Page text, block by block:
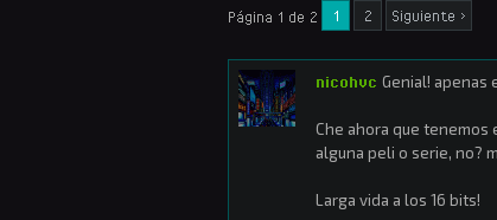
Página 1 de 2 1 2 Siguiente >
nicohvc Genial! apenas
Che ahora que
alguna peli o serie, no?
Larga vida a los 16 bits!